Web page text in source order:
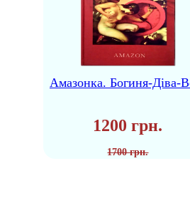
Амазонка. Богиня-Діва-
1200 грн.
1700 грн.